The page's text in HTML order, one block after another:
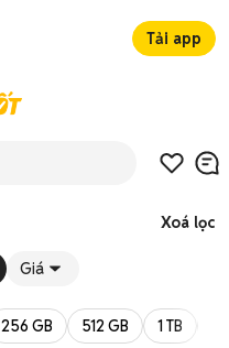
Tải app
Xoá lọc
Giá
256 GB 512 GB 1 TB